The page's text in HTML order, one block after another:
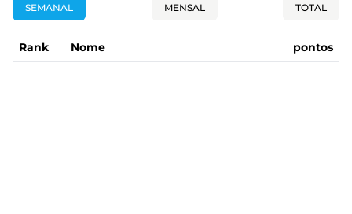
SEMANAL MENSAL TOTAL
Rank Nome pontos